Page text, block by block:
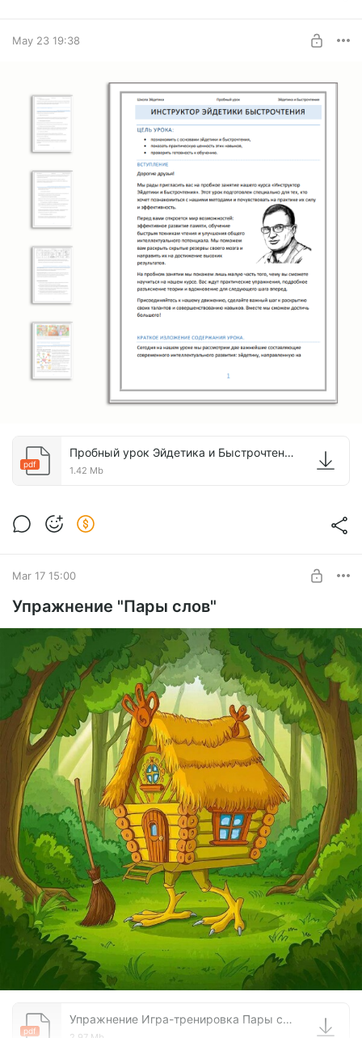
May 23 19:38
pdf
Пробный урок Эйдетика и Быстрочтение.pdf
1.42 Mb
Mar 17 15:00
Упражнение "Пары слов"
pdf
Упражнение Игра-тренировка Пары слов.pdf